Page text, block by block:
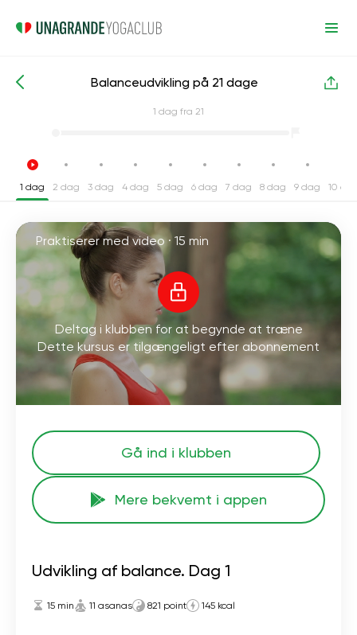
Intensive yogakurser Balance
Balanceudvikling på 21 dage
1 dag fra 21
1 dag 2 dag 3 dag 4 dag 5 dag 6 dag 7 dag 8 dag 9 dag 10
Praktiserer med video · 15 min
Deltag i klubben for at begynde at træne
Dette kursus er tilgængeligt efter abonnement
Gå ind i klubben
Mere bekvemt i appen
Udvikling af balance. Dag 1
15 min 11 asanas 821 point 145 kcal